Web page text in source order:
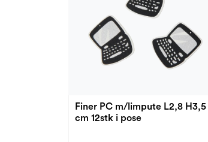
Finer PC m/limpute L2,8 H3,5
cm 12stk i pose